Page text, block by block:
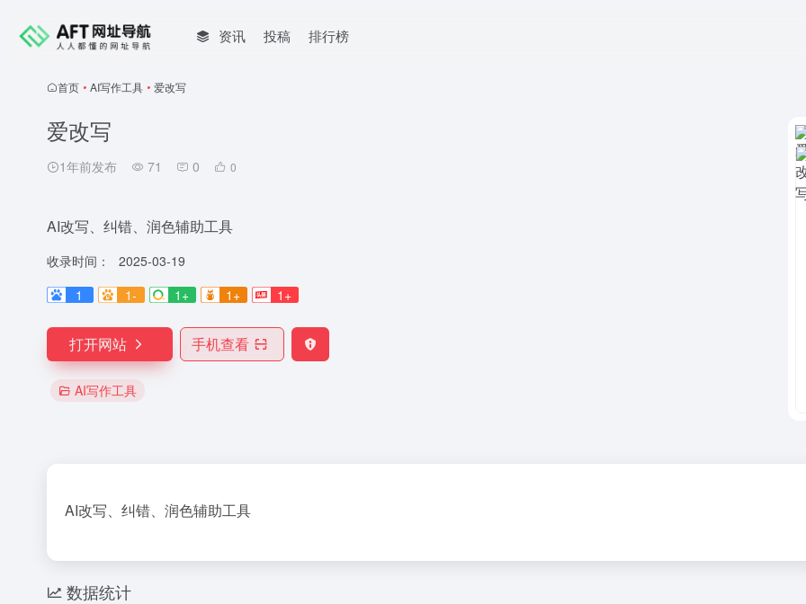
资讯 投稿 排行榜
首页 • AI写作工具 • 爱改写
爱改写
1年前发布 71 0 0
AI改写、纠错、润色辅助工具
收录时间：
2025-03-19
1
1- 1+ 1+ 1+
打开网站 手机查看
AI写作工具
AI改写、纠错、润色辅助工具
数据统计